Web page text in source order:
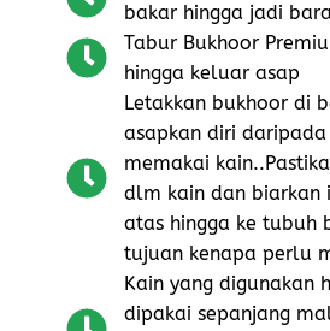
bakar hingga jadi bara
Tabur Bukhoor
hingga keluar asap​
Letakkan bukhoor di
asapkan diri
memakai
dlm kain dan biarkan
atas hingga ke tubuh
tujuan kenapa perlu
Kain yang digunakan
dipakai sepanjang